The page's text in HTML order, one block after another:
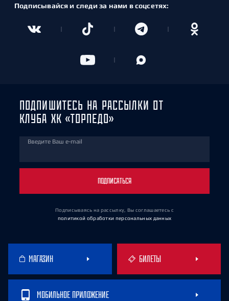
Подписывайся и следи за нами в соцсетях:
ПОДПИШИТЕСЬ НА РАССЫЛКИ ОТ
КЛУБА ХК «ТОРПЕДО»
Введите Ваш e-mail
ПОДПИСАТЬСЯ
Подписываясь на рассылку, Вы соглашаетесь с
политикой обработки персональных данных
МАГАЗИН БИЛЕТЫ
МОБИЛЬНОЕ ПРИЛОЖЕНИЕ